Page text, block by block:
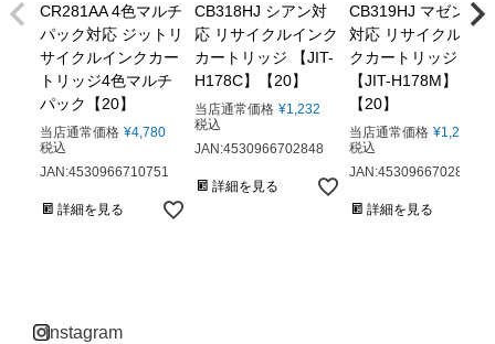
CR281AA 4色マルチ
パック対応 ジットリ
サイクルインクカー
トリッジ4色マルチ
パック【20】
当店通常価格 ¥4,780
税込
JAN:4530966710751
詳細を見る
CB318HJ シアン対
応 リサイクルインク
カートリッジ 【JIT-
H178C】【20】
当店通常価格 ¥1,232
税込
JAN:4530966702848
詳細を見る
CB319HJ マゼンタ
対応 リサイクルイン
クカートリッジ
【JIT-H178M】
【20】
当店通常価格 ¥1,232
税込
JAN:4530966702855
詳細を見る
instagram